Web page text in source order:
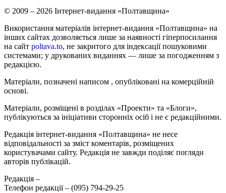
© 2009 – 2026 Інтернет-видання «Полтавщина»
Використання матеріалів інтернет-видання «Полтавщина» на
інших сайтах дозволяється лише за наявності гіперпосилання
на сайт poltava.to, не закритого для індексації пошуковими
системами; у друкованих виданнях — лише за погодженням з
редакцією.
Матеріали, позначені написом , опубліковані на комерційній
основі.
Матеріали, розміщені в розділах «Проекти» та «Блоги»,
публікуються за ініціативи сторонніх осіб і не є редакційними.
Редакція інтернет-видання «Полтавщина» не несе
відповідальності за зміст коментарів, розміщених
користувачами сайту. Редакція не завжди поділяє погляди
авторів публікацій.
Редакція –
Телефон редакції – (095) 794-29-25